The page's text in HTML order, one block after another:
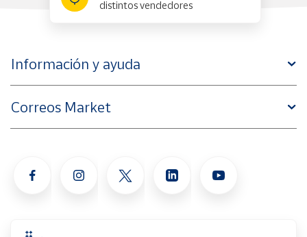
distintos vendedores
Información y ayuda
Correos Market